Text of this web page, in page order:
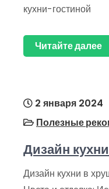
кухни-гостиной
Читайте далее
2 января 2024
Полезные
Дизайн
Дизайн кухни в